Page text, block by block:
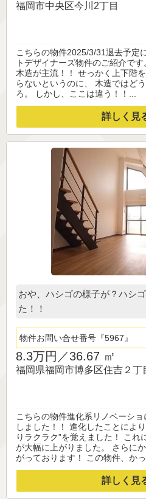
福岡市中央区今川2丁目
こちらの物件2025/3/31退去予定
トデザイナーズ物件のご紹介で
木造が主流！！ せっかく上下階
らないというのに、 木造ではど
ろ。 しかし、ここは違う！！...
詳しく見
おや、ハシゴの様子が？ハシ
た！！
物件お問い合せ番号 5967
8.3万円／36.67 ㎡
福岡県福岡市博多区住吉２丁
こちらの物件進化系リノベーシ
しました！！ 進化したことによ
りラクラク”を覚えました！ これ
が大幅に上がりました。 さらに
がっております！ この物件、かっ
詳しく見